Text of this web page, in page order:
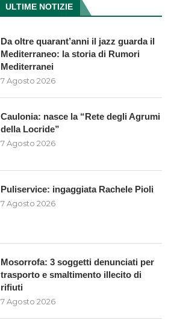
ULTIME NOTIZIE
Da oltre quarant’anni il jazz guarda il
Mediterraneo: la storia di Rumori
Mediterranei
7 Agosto 2026
Caulonia: nasce la “Rete degli Agrumi
della Locride”
7 Agosto 2026
Puliservice: ingaggiata Rachele Pioli
7 Agosto 2026
Mosorrofa: 3 soggetti denunciati per
trasporto e smaltimento illecito di
rifiuti
7 Agosto 2026